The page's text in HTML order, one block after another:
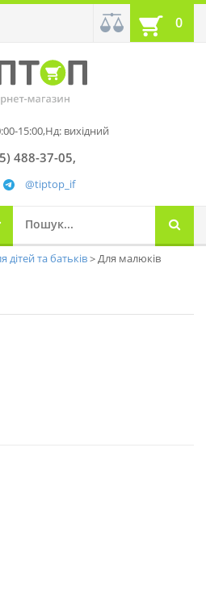
0
15:00,Нд: вихідний
488-37-05
@tiptop_if
дітей та батьків Для малюків